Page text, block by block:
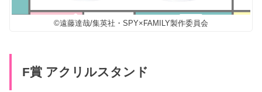
©遠藤達哉/集英社・SPY×FAMILY製作委員会
F賞 アクリルスタンド